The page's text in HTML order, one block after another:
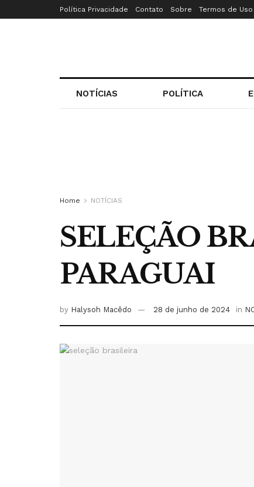
Política Privacidade Contato Sobre Termos de Uso
NOTÍCIAS POLÍTICA
Home NOTÍCIAS
SELEÇÃO
PARAGUAI
by Halysoh Macêdo 28 de junho de 2024 in